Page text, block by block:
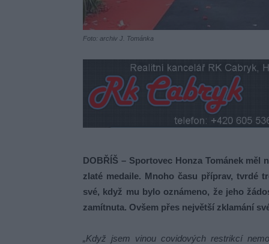
Foto: archiv J. Tománka
DOBŘÍŠ – Sportovec Honza Tománek
zlaté medaile. Mnoho času příprav, tvrdé
své, když mu bylo oznámeno, že jeho
zamítnuta. Ovšem přes největší zklamání
„Když jsem vinou covidových restrikcí